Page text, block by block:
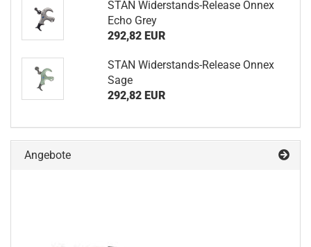
STAN Widerstands-Release Onnex
Echo Grey
292,82 EUR
STAN Widerstands-Release Onnex
Sage
292,82 EUR
Angebote